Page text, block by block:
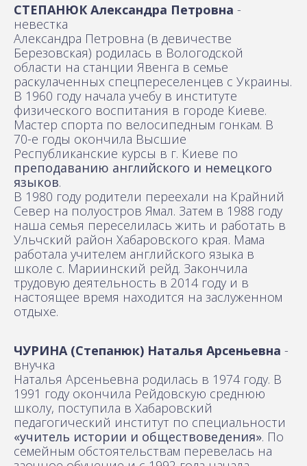
СТЕПАНЮК Александра Петровна -
невестка
Александра Петровна (в девичестве
Березовская) родилась в Вологодской
области на станции Явенга в семье
раскулаченных спецпереселенцев с Украины.
В 1960 году начала учебу в институте
физического воспитания в городе Киеве.
Мастер спорта по велосипедным гонкам. В
70-е годы окончила Высшие
Республиканские курсы в г. Киеве по
преподаванию английского и немецкого
языков.
В 1980 году родители переехали на Крайний
Север на полуостров Ямал. Затем в 1988 году
наша семья переселилась жить и работать в
Ульчский район Хабаровского края. Мама
работала учителем английского языка в
школе с. Мариинский рейд. Закончила
трудовую деятельность в 2014 году и в
настоящее время находится на заслуженном
отдыхе.
ЧУРИНА (Степанюк) Наталья Арсеньевна -
внучка
Наталья Арсеньевна родилась в 1974 году. В
1991 году окончила Рейдовскую среднюю
школу, поступила в Хабаровский
педагогический институт по специальности
«учитель истории и обществоведения». По
семейным обстоятельствам перевелась на